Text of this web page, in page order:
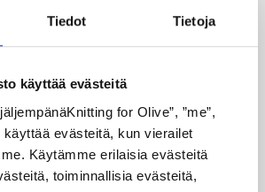
Tiedot Tietoja
käyttää evästeitä
for Olive”, ”me”,
käyttää evästeitä, kun vierailet
Käytämme erilaisia evästeitä
toiminnallisia evästeitä,
RENGASMERKIT